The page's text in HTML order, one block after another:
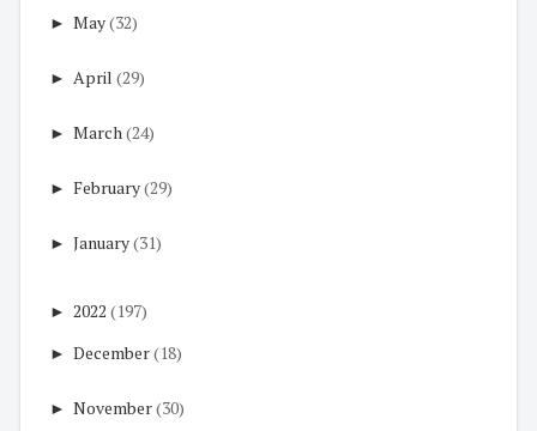
► May(32)
► April (29)
► March(24)
► February(29)
► January(31)
► 2022 (197)
► December(18)
► November(30)